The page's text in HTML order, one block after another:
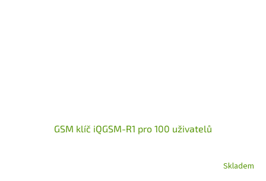
GSM klíč iQGSM-R1 pro 100 uživatelů
Skladem